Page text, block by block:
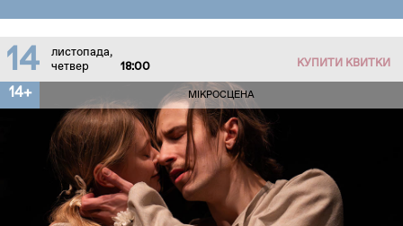
14
листопада,
четвер
18:00 КУПИТИ КВИТКИ
14+ МІКРОСЦЕНА